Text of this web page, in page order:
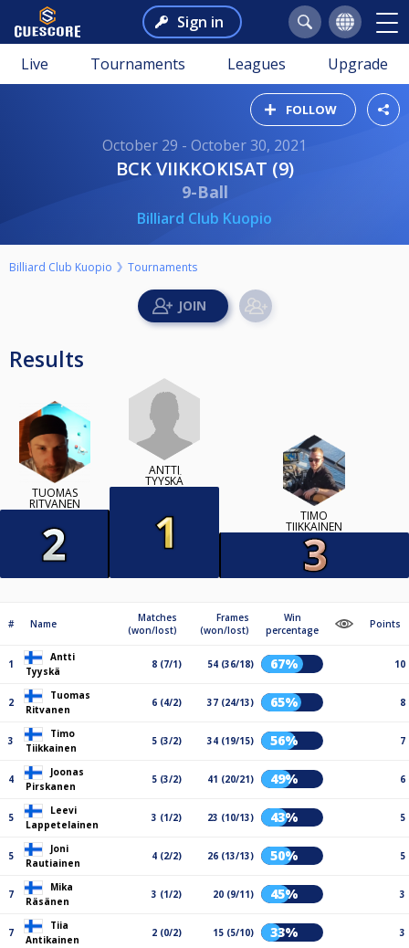
Sign in
Live Tournaments Leagues Upgrade
FOLLOW
October 29 - October 30, 2021
BCK VIIKKOKISAT (9)
9-Ball
Billiard Club Kuopio
Billiard Club Kuopio Tournaments
Results
TUOMAS
RITVANEN
ANTTI
TYYSKÄ
TIMO
TIIKKAINEN
# Name
Matches
(won/lost)
Frames
(won/lost)
Win
percentage
Points
1
Antti
Tyyskä
8 (7/1) 54 (36/18) 67% 10
2
Tuomas
Ritvanen
6 (4/2) 37 (24/13) 65% 8
3
Timo
Tiikkainen
5 (3/2) 34 (19/15) 56% 7
4
Joonas
Pirskanen
5 (3/2) 41 (20/21) 49% 6
5
Leevi
Lappetelainen
3 (1/2) 23 (10/13) 43% 5
5
Joni
Rautiainen
4 (2/2) 26 (13/13) 50% 5
7
Mika
Räsänen
3 (1/2) 20 (9/11) 45% 3
7
Tiia
Antikainen
2 (0/2) 15 (5/10) 33% 3